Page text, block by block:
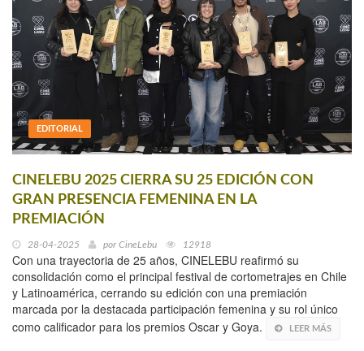
EDITORIAL
CINELEBU 2025 CIERRA SU 25 EDICIÓN CON
GRAN PRESENCIA FEMENINA EN LA
PREMIACIÓN
28-04-2025 por CineLebu 12918
Con una trayectoria de 25 años, CINELEBU reafirmó su
consolidación como el principal festival de cortometrajes en Chile
y Latinoamérica, cerrando su edición con una premiación
marcada por la destacada participación femenina y su rol único
como calificador para los premios Oscar y Goya.
LEER MÁS